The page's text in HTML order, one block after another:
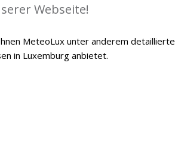
Webseite!
MeteoLux unter anderem detaillierte
in Luxemburg anbietet.